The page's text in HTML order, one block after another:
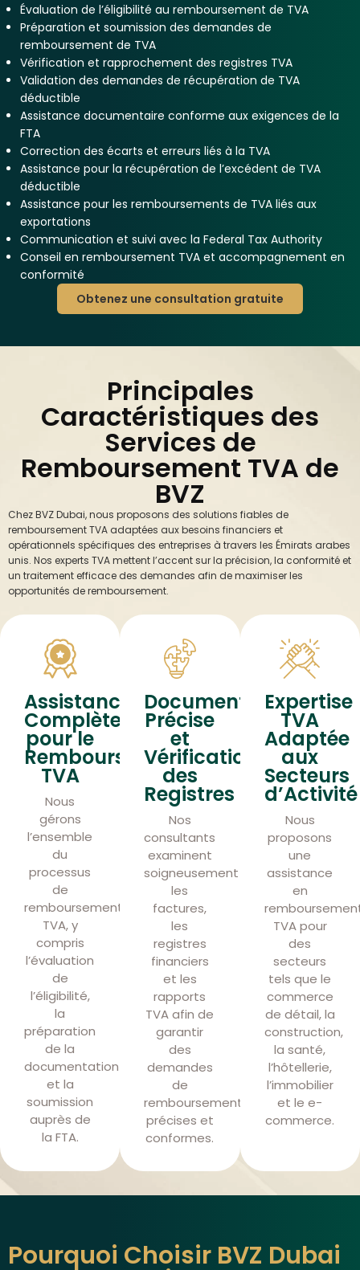
Évaluation de l’éligibilité au remboursement de TVA
Préparation et soumission des demandes de
remboursement de TVA
Vérification et rapprochement des registres TVA
Validation des demandes de récupération de TVA
déductible
Assistance documentaire conforme aux exigences de la
FTA
Correction des écarts et erreurs liés à la TVA
Assistance pour la récupération de l’excédent de TVA
déductible
Assistance pour les remboursements de TVA liés aux
exportations
Communication et suivi avec la Federal Tax Authority
Conseil en remboursement TVA et accompagnement en
conformité
Obtenez une consultation gratuite
Principales
Caractéristiques des
Services de
Remboursement TVA de
BVZ
Chez BVZ Dubai, nous proposons des solutions fiables de
remboursement TVA adaptées aux besoins financiers et
opérationnels spécifiques des entreprises à travers les Émirats arabes
unis. Nos experts TVA mettent l’accent sur la précision, la conformité et
un traitement efficace des demandes afin de maximiser les
opportunités de remboursement.
Assistance
Complète
pour le
Remboursement
TVA
Nous
gérons
l’ensemble
du
processus
de
remboursement
TVA, y
compris
l’évaluation
de
l’éligibilité,
la
préparation
de la
documentation
et la
soumission
auprès de
la FTA.
Documentation
Précise
et
Vérification
des
Registres
Nos
consultants
examinent
soigneusement
les
factures,
les
registres
financiers
et les
rapports
TVA afin de
garantir
des
demandes
de
remboursement
précises et
conformes.
Expertise
TVA
Adaptée
aux
Secteurs
d’Activité
Nous
proposons
une
assistance
en
TVA pour
des
secteurs
tels que le
commerce
de détail, la
construction,
la santé,
l’hôtellerie,
l’immobilier
et le e-
commerce.
Pourquoi Choisir BVZ Dubai